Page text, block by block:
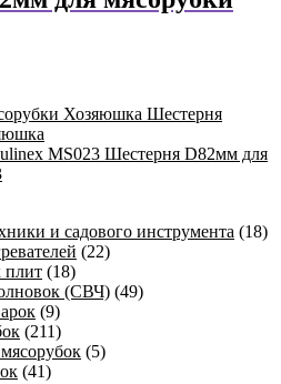
Шестерня
Шестерня D82мм для
и садового инструмента (18)
(22)
плит (18)
(СВЧ) (49)
(9)
(211)
(5)
(41)